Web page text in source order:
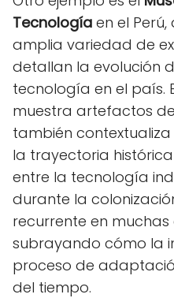
Tecnología en el
amplia variedad de
detallan la evolución
tecnología en el país.
muestra artefactos
también
la trayectoria
entre la tecnología
durante la
recurrente en muchas
subrayando cómo la
proceso de
del tiempo.